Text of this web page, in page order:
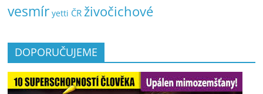
vesmír yetti ČR živočichové
DOPORUČUJEME